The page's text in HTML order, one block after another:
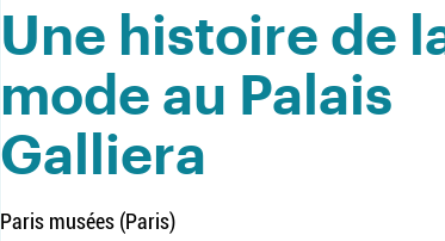
Une histoire de
mode au Palais
Galliera
Paris musées (Paris)